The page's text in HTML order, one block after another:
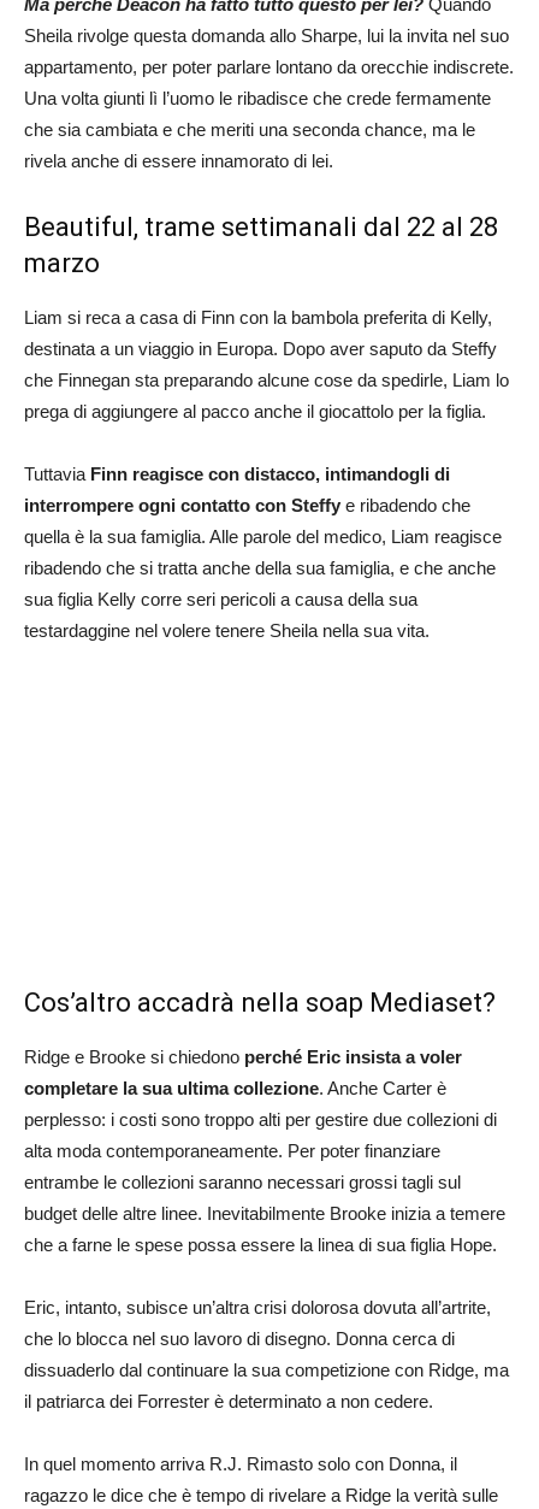
Ma perché Deacon ha fatto tutto questo per lei? Quando
Sheila rivolge questa domanda allo Sharpe, lui la invita nel suo
appartamento, per poter parlare lontano da orecchie indiscrete.
Una volta giunti lì l’uomo le ribadisce che crede fermamente
che sia cambiata e che meriti una seconda chance, ma le
rivela anche di essere innamorato di lei.
Beautiful, trame settimanali dal 22 al 28
marzo
Liam si reca a casa di Finn con la bambola preferita di Kelly,
destinata a un viaggio in Europa. Dopo aver saputo da Steffy
che Finnegan sta preparando alcune cose da spedirle, Liam lo
prega di aggiungere al pacco anche il giocattolo per la figlia.
Tuttavia Finn reagisce con distacco, intimandogli di
interrompere ogni contatto con Steffy e ribadendo che
quella è la sua famiglia. Alle parole del medico, Liam reagisce
ribadendo che si tratta anche della sua famiglia, e che anche
sua figlia Kelly corre seri pericoli a causa della sua
testardaggine nel volere tenere Sheila nella sua vita.
Cos’altro accadrà nella soap Mediaset?
Ridge e Brooke si chiedono perché Eric insista a voler
completare la sua ultima collezione. Anche Carter è
perplesso: i costi sono troppo alti per gestire due collezioni di
alta moda contemporaneamente. Per poter finanziare
entrambe le collezioni saranno necessari grossi tagli sul
budget delle altre linee. Inevitabilmente Brooke inizia a temere
che a farne le spese possa essere la linea di sua figlia Hope.
Eric, intanto, subisce un’altra crisi dolorosa dovuta all’artrite,
che lo blocca nel suo lavoro di disegno. Donna cerca di
dissuaderlo dal continuare la sua competizione con Ridge, ma
il patriarca dei Forrester è determinato a non cedere.
In quel momento arriva R.J. Rimasto solo con Donna, il
ragazzo le dice che è tempo di rivelare a Ridge la verità sulle